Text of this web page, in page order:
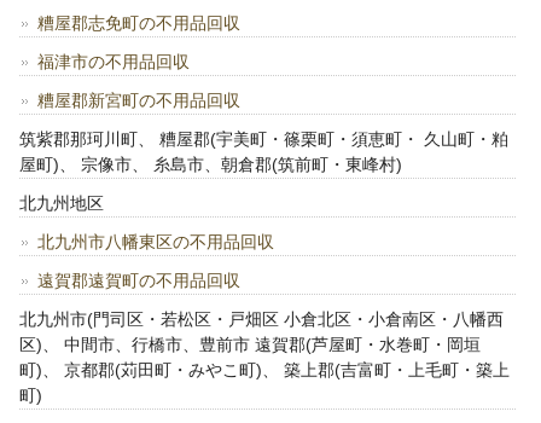
糟屋郡志免町の不用品回収
福津市の不用品回収
糟屋郡新宮町の不用品回収
筑紫郡那珂川町、 糟屋郡(宇美町・篠栗町・須恵町・ 久山町・粕
屋町)、 宗像市、 糸島市、朝倉郡(筑前町・東峰村)
北九州地区
北九州市八幡東区の不用品回収
遠賀郡遠賀町の不用品回収
北九州市(門司区・若松区・戸畑区 小倉北区・小倉南区・八幡西
区)、 中間市、行橋市、豊前市 遠賀郡(芦屋町・水巻町・岡垣
町)、 京都郡(苅田町・みやこ町)、 築上郡(吉富町・上毛町・築上
町)